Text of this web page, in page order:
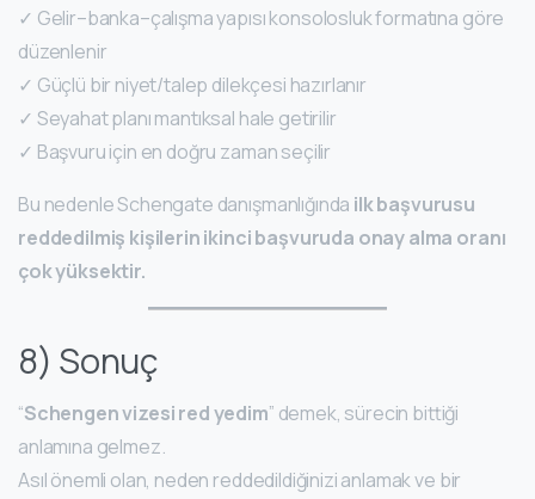
✓ Gelir–banka–çalışma yapısı konsolosluk formatına göre
düzenlenir
✓ Güçlü bir niyet/talep dilekçesi hazırlanır
✓ Seyahat planı mantıksal hale getirilir
✓ Başvuru için en doğru zaman seçilir
Bu nedenle Schengate danışmanlığında ilk başvurusu
reddedilmiş kişilerin ikinci başvuruda onay alma oranı
çok yüksektir.
8) Sonuç
“Schengen vizesi red yedim” demek, sürecin bittiği
anlamına gelmez.
Asıl önemli olan, neden reddedildiğinizi anlamak ve bir